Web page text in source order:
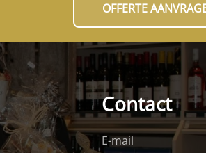
OFFERTE
Contact
E-mail